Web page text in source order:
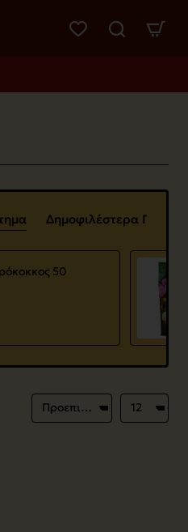
Δημοφιλέστερα
50